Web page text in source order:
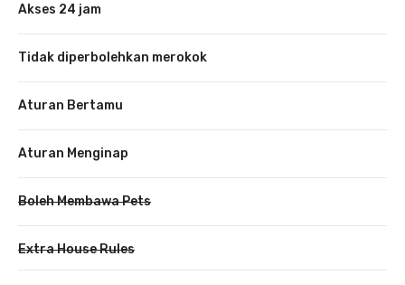
Akses 24 jam
Tidak diperbolehkan merokok
Aturan Bertamu
Aturan Menginap
Boleh Membawa Pets
Extra House Rules